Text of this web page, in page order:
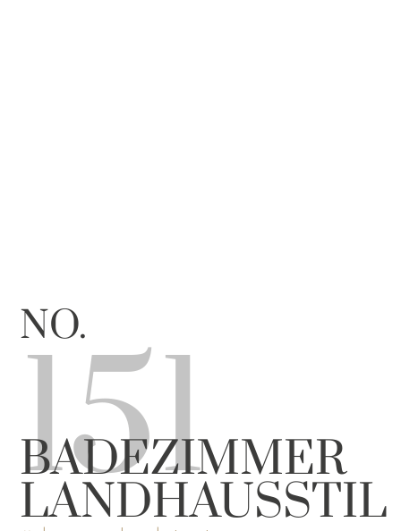
NO.
151
BADEZIMMER
LANDHAUSSTIL